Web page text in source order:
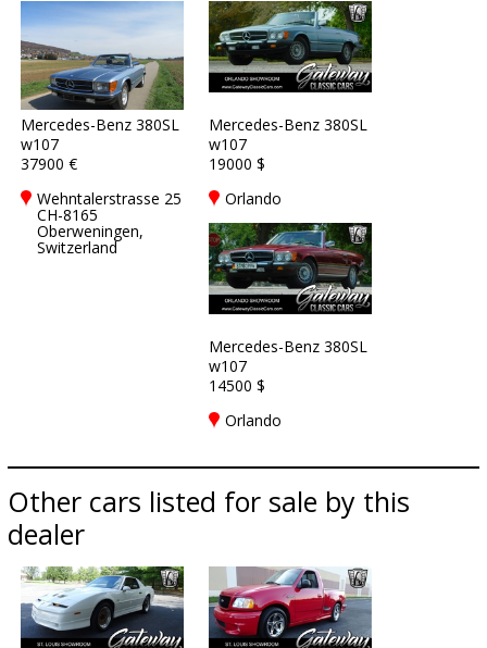
Mercedes-Benz 380SL
w107
37900 €
Wehntalerstrasse 25
CH-8165
Oberweningen,
Switzerland
Mercedes-Benz 380SL
w107
19000 $
Orlando
Mercedes-Benz 380SL
w107
14500 $
Orlando
Other cars listed for sale by this
dealer